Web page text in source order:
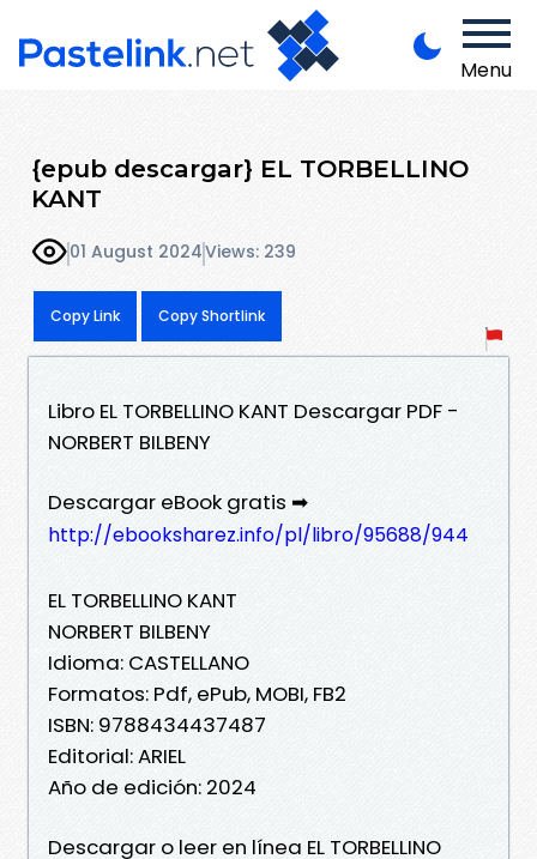
Menu
{epub descargar} EL TORBELLINO
KANT
01 August 2024Views: 239
Copy Link Copy Shortlink
Libro EL TORBELLINO KANT Descargar PDF -
NORBERT BILBENY
Descargar eBook gratis ➡
http://ebooksharez.info/pl/libro/95688/944
EL TORBELLINO KANT
NORBERT BILBENY
Idioma: CASTELLANO
Formatos: Pdf, ePub, MOBI, FB2
ISBN: 9788434437487
Editorial: ARIEL
Año de edición: 2024
Descargar o leer en línea EL TORBELLINO